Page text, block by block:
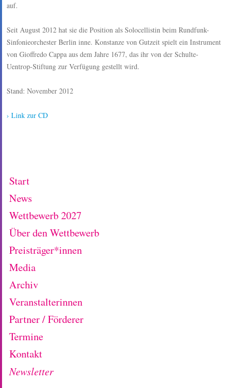
auf.
Seit August 2012 hat sie die Position als Solocellistin beim Rundfunk-
Sinfonieorchester Berlin inne. Konstanze von Gutzeit spielt ein Instrument
von Gioffredo Cappa aus dem Jahre 1677, das ihr von der Schulte-
Uentrop-Stiftung zur Verfügung gestellt wird.
Stand: November 2012
› Link zur CD
Start
News
Wettbewerb 2027
Über den Wettbewerb
Preisträger*innen
Media
Archiv
Veranstalterinnen
Partner / Förderer
Termine
Kontakt
Newsletter